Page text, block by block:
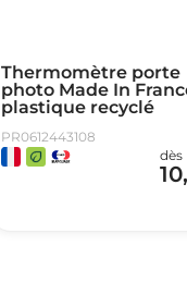
Thermomètre porte
photo Made In
plastique recyclé
PR0612443108
dès